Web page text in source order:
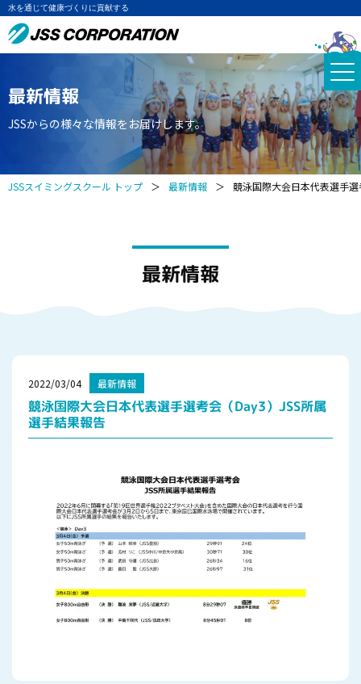
水を通じて健康づくりに貢献する
最新情報
JSSからの様々な情報をお届けします。
JSSスイミングスクール トップ ＞ 最新情報 ＞ 競泳国際大会日本代表選手
最新情報
2022/03/04 最新情報
競泳国際大会日本代表選手選考会（Day3）JSS所属
選手結果報告